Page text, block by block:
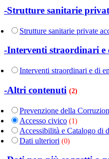
-Strutture sanitarie
Strutture sanitarie private
-Interventi straordinari e
Interventi straordinari e di
-Altri contenuti (2)
Prevenzione della
Accesso civico (1)
Accessibilità e Catalogo di
Dati ulteriori (0)